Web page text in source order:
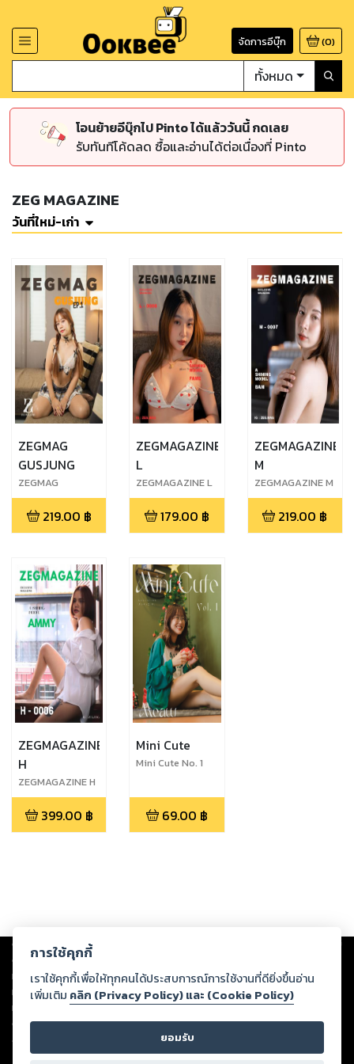
จัดการอีบุ๊ก (0)
ทั้งหมด
โอนย้ายอีบุ๊กไป Pinto ได้แล้ววันนี้ กดเลย
รับทันทีโค้ดลด ซื้อและอ่านได้ต่อเนื่องที่ Pinto
ZEG MAGAZINE
วันที่ใหม่-เก่า
ZEGMAG
GUSJUNG
ZEGMAG
GUSJUNG EP.1
219.00 ฿
ZEGMAGAZINE
L
ZEGMAGAZINE L
- 0008 FAME
179.00 ฿
ZEGMAGAZINE
M
ZEGMAGAZINE M
- 0007 BAM
219.00 ฿
ZEGMAGAZINE
H
ZEGMAGAZINE H
- 0006 AMMY
399.00 ฿
Mini Cute
Mini Cute No. 1
69.00 ฿
Copyright © 2026
ต่อผลงานหรือเนื้อหาใดที่อัปโหลดผ่านเว็บไซต์และปรากฏว่าละเมิดสิทธิใน
ทรัพย์สินทางปัญญาของบุคคลอื่นหรือขัดต่อกฎหมายและศีลธรรม ดังนั้น ผู้อ่าน
ทุกท่านโปรดใช้วิจารณญาณในการกลั่นกรองด้วยตนเอง และหากท่านพบว่าส่วน
หนึ่งส่วนใดขัดต่อกฎหมายและศีลธรรม กรุณาแจ้งมายังบริษัท เพื่อทีมงานจะได้
ดำเนินการในทันที ทั้งนี้ ทางสตอรี่ล็อกขอสงวนลิขสิทธิ์ตามพระราชบัญญัติ
ลิขสิทธิ์ พ.ศ. 2537 (ฉบับล่าสุด)
การใช้คุกกี้
เราใช้คุกกี้เพื่อให้ทุกคนได้ประสบการณ์การใช้งานที่ดียิ่งขึ้นอ่าน
เพิ่มเติม คลิก (Privacy Policy) และ (Cookie Policy)
ยอมรับ